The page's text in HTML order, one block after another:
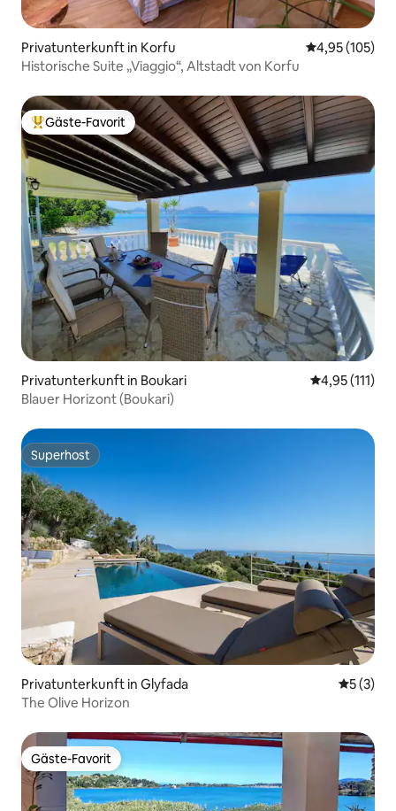
Privatunterkunft in Korfu
4,95 (105)
Historische Suite „Viaggio“, Altstadt von Korfu
Beliebter Gäste-Favorit.
Gäste-Favorit
Privatunterkunft in Boukari
4,95 (111)
Blauer Horizont (Boukari)
Superhost
Superhost
Privatunterkunft in Glyfada
5 (3)
The Olive Horizon
Gäste-Favorit
Gäste-Favorit